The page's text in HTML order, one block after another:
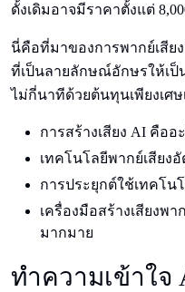
ดั้งเดิมอาจมีราคาตั้งแต่
นี่คือที่มาของการพากย์เสีย
ที่เป็นลายลักษณ์อักษรให้เป็
ไม่กี่นาทีด้วยต้นทุนเพียงเศ
การสร้างเสียง AI คืออ
เทคโนโลยีพากย์เสียง
การประยุกต์ใช้เทคโน
เครื่องมือสร้างเสียงพ
มากมาย
ทําความเข้าใจ